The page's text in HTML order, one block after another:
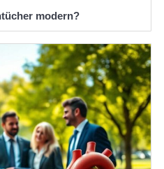
modern?